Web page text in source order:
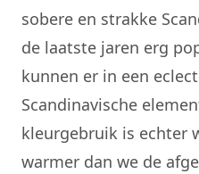
sobere en strakke
de laatste jaren erg
kunnen er in een
Scandinavische
kleurgebruik is echter
warmer dan we de